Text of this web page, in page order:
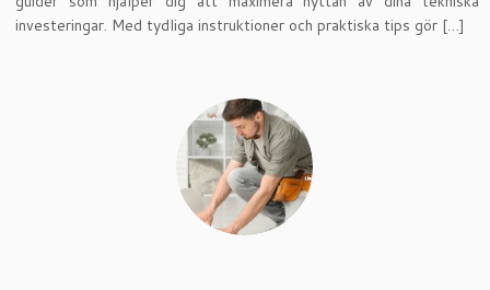
investeringar. Med tydliga instruktioner och praktiska tips gör […]